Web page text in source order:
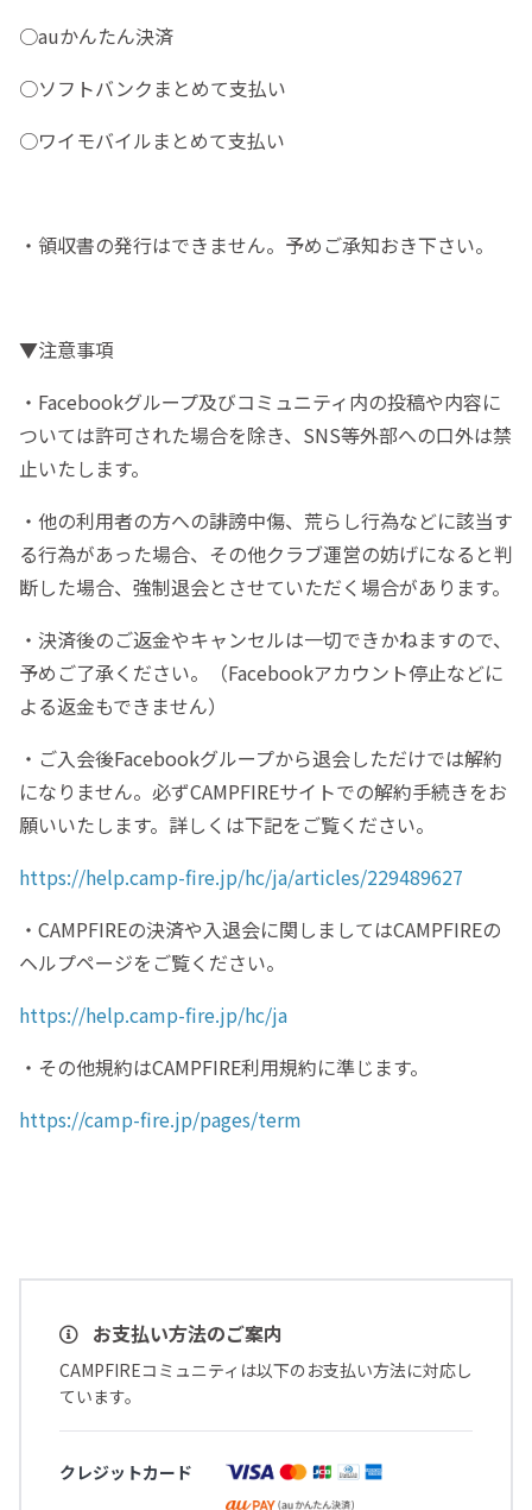
○auかんたん決済
○ソフトバンクまとめて支払い
○ワイモバイルまとめて支払い
・領収書の発行はできません。予めご承知おき下さい。
▼注意事項
・Facebookグループ及びコミュニティ内の投稿や内容に
ついては許可された場合を除き、SNS等外部への口外は禁
止いたします。
・他の利用者の方への誹謗中傷、荒らし行為などに該当す
る行為があった場合、その他クラブ運営の妨げになると判
断した場合、強制退会とさせていただく場合があります。
・決済後のご返金やキャンセルは一切できかねますので、
予めご了承ください。（Facebookアカウント停止などに
よる返金もできません）
・ご入会後Facebookグループから退会しただけでは解約
になりません。必ずCAMPFIREサイトでの解約手続きをお
願いいたします。詳しくは下記をご覧ください。
https://help.camp-fire.jp/hc/ja/articles/229489627
・CAMPFIREの決済や入退会に関しましてはCAMPFIREの
ヘルプページをご覧ください。
https://help.camp-fire.jp/hc/ja
・その他規約はCAMPFIRE利用規約に準じます。
https://camp-fire.jp/pages/term
お支払い方法のご案内
CAMPFIREコミュニティは以下のお支払い方法に対応し
ています。
クレジットカード